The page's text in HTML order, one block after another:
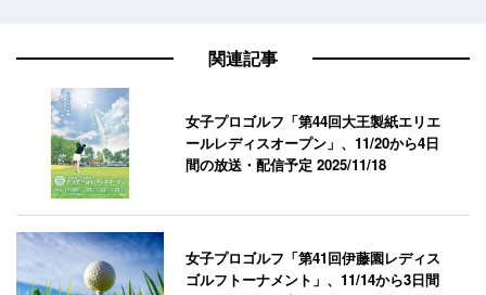
関連記事
女子プロゴルフ「第44回大王製紙エリエ
ールレディスオープン」、11/20から4日
間の放送・配信予定2025/11/18
女子プロゴルフ「第41回伊藤園レディス
ゴルフトーナメント」、11/14から3日間